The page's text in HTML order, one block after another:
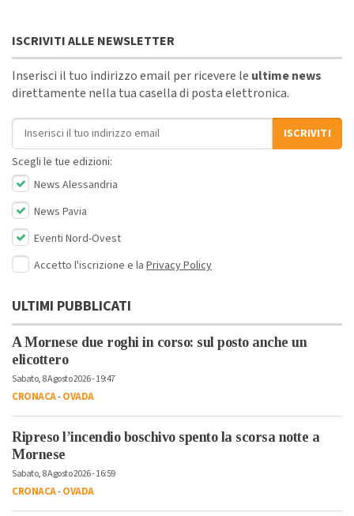
ISCRIVITI ALLE NEWSLETTER
Inserisci il tuo indirizzo email per ricevere le ultime news
direttamente nella tua casella di posta elettronica.
Indirizzo email
ISCRIVITI
Scegli le tue edizioni:
News Alessandria
News Pavia
Eventi Nord-Ovest
Accetto l'iscrizione e la Privacy Policy
ULTIMI PUBBLICATI
A Mornese due roghi in corso: sul posto anche un
elicottero
Sabato, 8 Agosto 2026 - 19:47
CRONACA-OVADA
Ripreso l’incendio boschivo spento la scorsa notte a
Mornese
Sabato, 8 Agosto 2026 - 16:59
CRONACA-OVADA